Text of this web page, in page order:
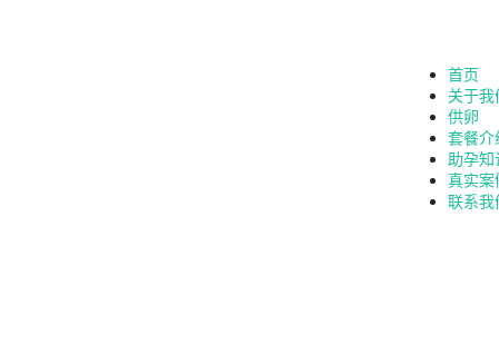
首页
关于我
供卵
套餐介
助孕知
真实案
联系我